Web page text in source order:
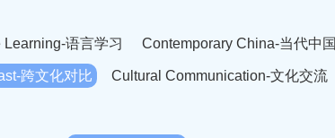
Learning-语言学习 Contemporary China-当代中国
跨文化对比 Cultural Communication-文化交流